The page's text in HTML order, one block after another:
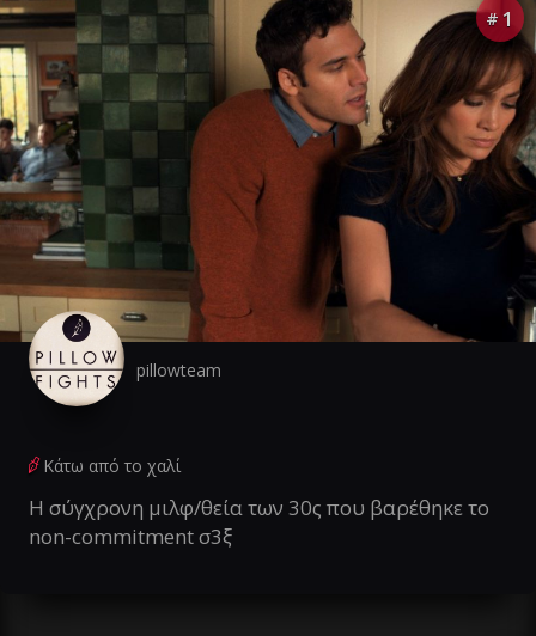
# 1
pillowteam
Κάτω από το χαλί
Η σύγχρονη μιλφ/θεία των 30ς που βαρέθηκε το
non-commitment σ3ξ